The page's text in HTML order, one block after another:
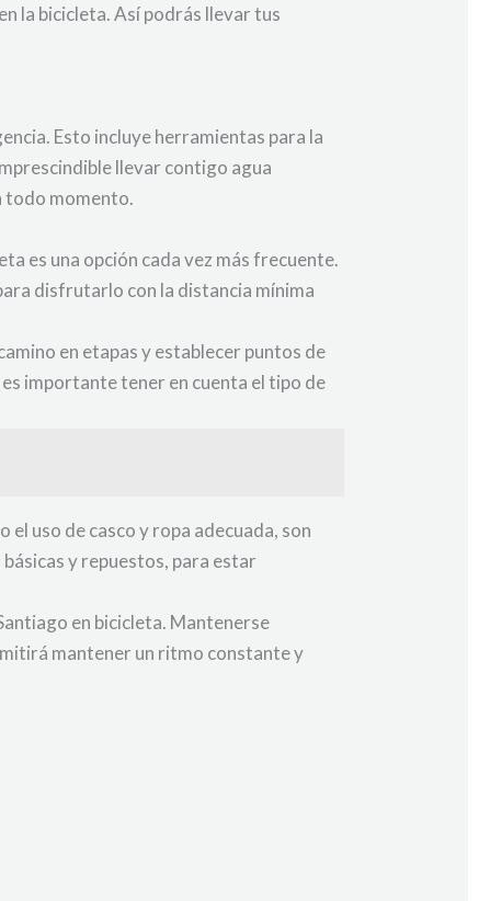
la bicicleta. Así podrás llevar tus
Esto incluye herramientas para la
llevar contigo agua
todo momento.
es una opción cada vez más frecuente.
disfrutarlo con la distancia mínima
en etapas y establecer puntos de
importante tener en cuenta el tipo de
uso de casco y ropa adecuada, son
y repuestos, para estar
en bicicleta. Mantenerse
mantener un ritmo constante y